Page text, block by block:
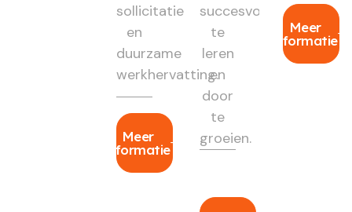
sollicitatie
en
duurzame
werkhervatting.
Meer
informatie
succesvol
te
leren
en
door
te
groeien.
Meer
informatie